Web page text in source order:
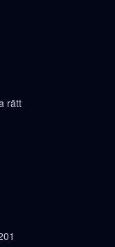
rätt